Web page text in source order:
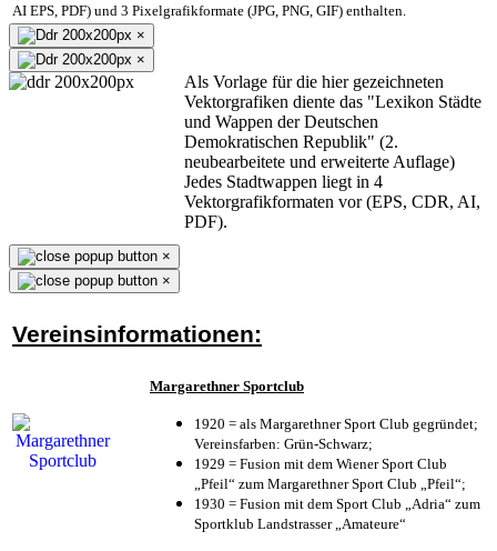
AI EPS, PDF) und 3 Pixelgrafikformate (JPG, PNG, GIF) enthalten.
×
×
Als Vorlage für die hier gezeichneten
Vektorgrafiken diente das "Lexikon Städte
und Wappen der Deutschen
Demokratischen Republik" (2.
neubearbeitete und erweiterte Auflage)
Jedes Stadtwappen liegt in 4
Vektorgrafikformaten vor (EPS, CDR, AI,
PDF).
×
×
Vereinsinformationen:
Margarethner Sportclub
1920 = als Margarethner Sport Club gegründet;
Vereinsfarben: Grün-Schwarz;
1929 = Fusion mit dem Wiener Sport Club
„Pfeil“ zum Margarethner Sport Club „Pfeil“;
1930 = Fusion mit dem Sport Club „Adria“ zum
Sportklub Landstrasser „Amateure“